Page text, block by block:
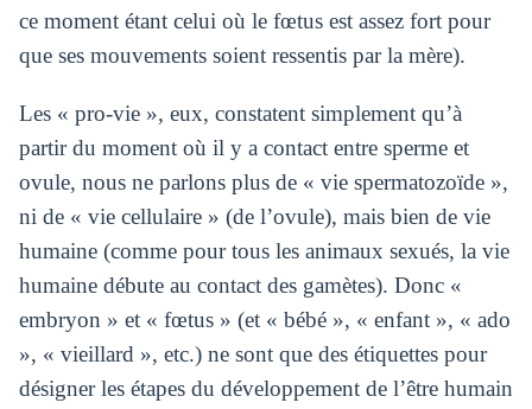
ce moment étant celui où le fœtus est assez fort pour
que ses mouvements soient ressentis par la mère).
Les « pro-vie », eux, constatent simplement qu’à
partir du moment où il y a contact entre sperme et
ovule, nous ne parlons plus de « vie spermatozoïde »,
ni de « vie cellulaire » (de l’ovule), mais bien de vie
humaine (comme pour tous les animaux sexués, la vie
humaine débute au contact des gamètes). Donc «
embryon » et « fœtus » (et « bébé », « enfant », « ado
», « vieillard », etc.) ne sont que des étiquettes pour
désigner les étapes du développement de l’être humain